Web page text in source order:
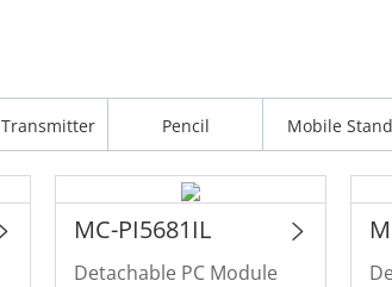
Pencil Mobile Stand
MC-PI5681IL
Detachable PC Module